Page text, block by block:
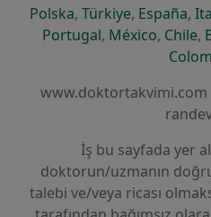
Polskayeni bir sekmede
, Türkiyeyeni bir
, España,
Portugalyeni bir
, Méxicoyeni bir
, Chile,
İş bu sayfada yer
doktorun/uzmanın
talebi ve/veya ricası